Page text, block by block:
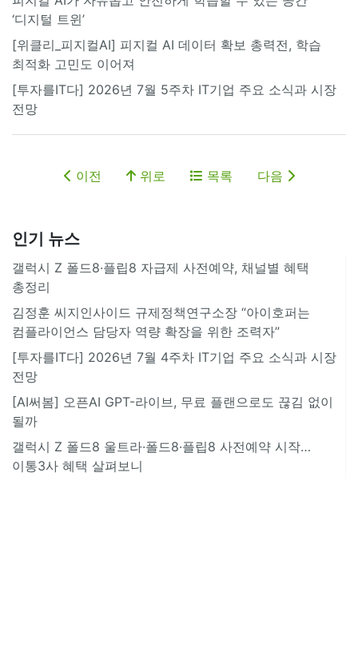
‘디지털 트윈’
[위클리_피지컬AI] 피지컬 AI 데이터 확보 총력전, 학습
최적화 고민도 이어져
[투자를IT다] 2026년 7월 5주차 IT기업 주요 소식과 시장
전망
이전 위로 목록 다음
인기 뉴스
갤럭시 Z 폴드8·플립8 자급제 사전예약, 채널별 혜택
총정리
김정훈 씨지인사이드 규제정책연구소장 “아이호퍼는
컴플라이언스 담당자 역량 확장을 위한 조력자”
[투자를IT다] 2026년 7월 4주차 IT기업 주요 소식과 시장
전망
[AI써봄] 오픈AI GPT-라이브, 무료 플랜으로도 끊김 없이
될까
갤럭시 Z 폴드8 울트라·폴드8·플립8 사전예약 시작…
이통3사 혜택 살펴보니